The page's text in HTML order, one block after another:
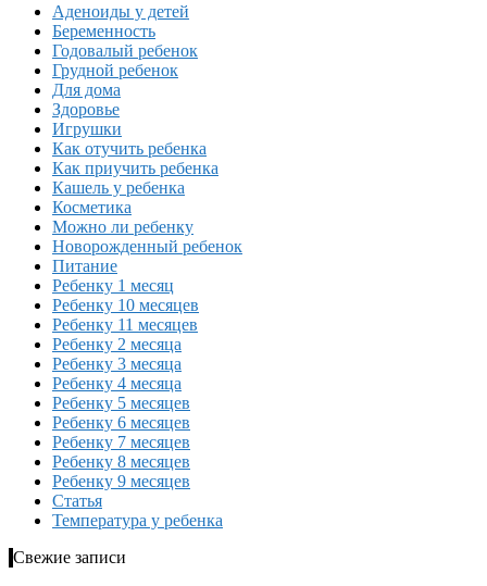
Аденоиды у детей
Беременность
Годовалый ребенок
Грудной ребенок
Для дома
Здоровье
Игрушки
Как отучить ребенка
Как приучить ребенка
Кашель у ребенка
Косметика
Можно ли ребенку
Новорожденный ребенок
Питание
Ребенку 1 месяц
Ребенку 10 месяцев
Ребенку 11 месяцев
Ребенку 2 месяца
Ребенку 3 месяца
Ребенку 4 месяца
Ребенку 5 месяцев
Ребенку 6 месяцев
Ребенку 7 месяцев
Ребенку 8 месяцев
Ребенку 9 месяцев
Статья
Температура у ребенка
Свежие записи